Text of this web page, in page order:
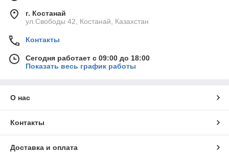
г. Костанай
ул.Свободы 42, Костанай, Казахстан
Контакты
Сегодня работает с 09:00 до 18:00
Показать весь график работы
О нас
Контакты
Доставка и оплата